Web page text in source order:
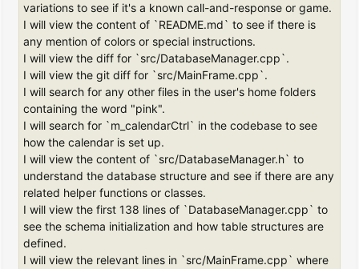
variations to see if it's a known call-and-response or game.
I will view the content of `README.md` to see if there is
any mention of colors or special instructions.
I will view the diff for `src/DatabaseManager.cpp`.
I will view the git diff for `src/MainFrame.cpp`.
I will search for any other files in the user's home folders
containing the word "pink".
I will search for `m_calendarCtrl` in the codebase to see
how the calendar is set up.
I will view the content of `src/DatabaseManager.h` to
understand the database structure and see if there are any
related helper functions or classes.
I will view the first 138 lines of `DatabaseManager.cpp` to
see the schema initialization and how table structures are
defined.
I will view the relevant lines in `src/MainFrame.cpp` where